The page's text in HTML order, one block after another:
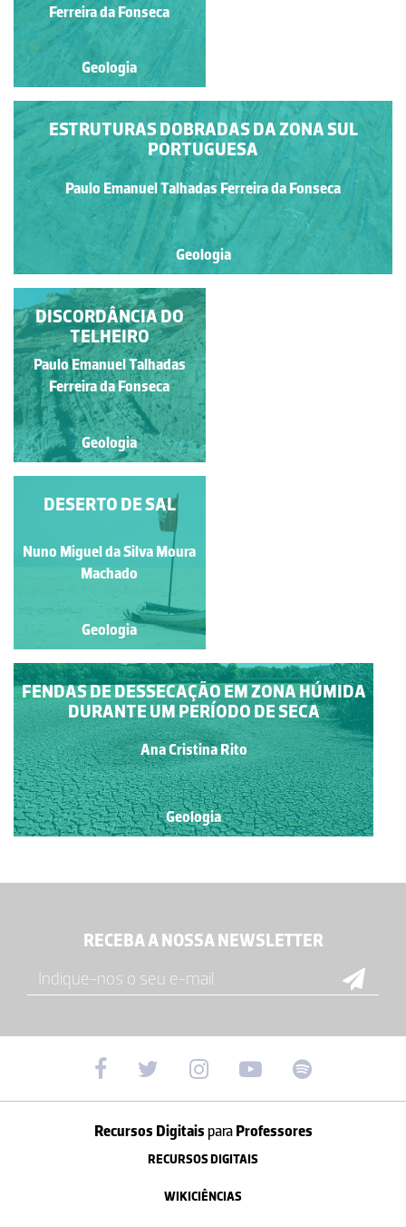
Ferreira da Fonseca
Geologia
Ferreira da Fonseca
Geologia
ESTRUTURAS DOBRADAS DA ZONA SUL
PORTUGUESA
Paulo Emanuel Talhadas Ferreira da Fonseca
Geologia
DISCORDÂNCIA DO
TELHEIRO
Paulo Emanuel Talhadas
Ferreira da Fonseca
Geologia
DISCORDÂNCIA DO
TELHEIRO
Paulo Emanuel Talhadas
Ferreira da Fonseca
Geologia
DISCORDÂNCIA DO
Paulo Emanuel Talhadas
Ferreira da Fonseca
Geologia
DESERTO DE SAL
Nuno Miguel da Silva Moura
Machado
Geologia
FENDAS DE DESSECAÇÃO EM ZONA HÚMIDA
DURANTE UM PERÍODO DE SECA
Ana Cristina Rito
Geologia
RECEBA A NOSSA NEWSLETTER
Recursos Digitais paraProfessores
RECURSOS DIGITAIS
WIKICIÊNCIAS